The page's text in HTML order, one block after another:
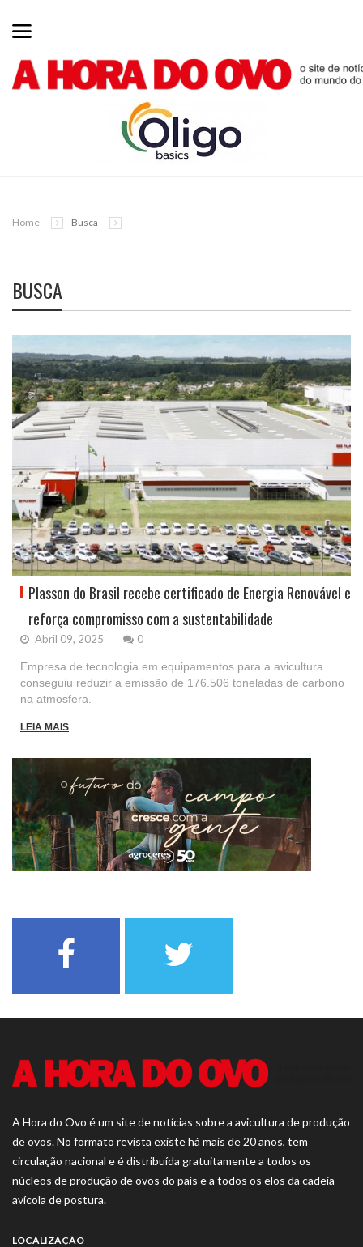
Home Busca
BUSCA
Plasson do Brasil recebe certificado de Energia Renovável e
reforça compromisso com a sustentabilidade
Abril 09, 2025 0
Empresa de tecnologia em equipamentos para a avicultura
conseguiu reduzir a emissão de 176.506 toneladas de carbono
na atmosfera.
LEIA MAIS
A Hora do Ovo é um site de notícias sobre a avicultura de produção
de ovos. No formato revista existe há mais de 20 anos, tem
circulação nacional e é distribuída gratuitamente a todos os
núcleos de produção de ovos do país e a todos os elos da cadeia
avícola de postura.
LOCALIZAÇÃO